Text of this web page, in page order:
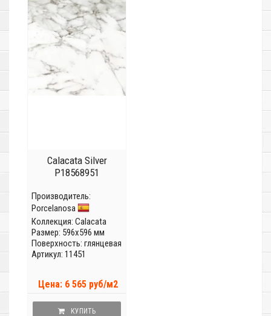
Calacata Silver
P18568951
Производитель:
Porcelanosa
Коллекция: Calacata
Размер: 596x596 мм
Поверхность: глянцевая
Артикул: 11451
Цена: 6 565 руб/м2
КУПИТЬ